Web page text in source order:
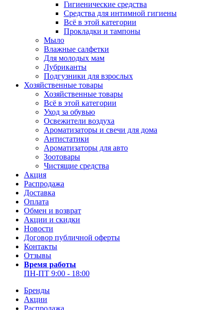
Гигиенические средства
Средства для интимной гигиены
Всё в этой категории
Прокладки и тампоны
Мыло
Влажные салфетки
Для молодых мам
Лубриканты
Подгузники для взрослых
Хозяйственные товары
Хозяйственные товары
Всё в этой категории
Уход за обувью
Освежители воздуха
Ароматизаторы и свечи для дома
Антистатики
Ароматизаторы для авто
Зоотовары
Чистящие средства
Акция
Распродажа
Доставка
Оплата
Обмен и возврат
Акции и скидки
Новости
Договор публичной оферты
Контакты
Отзывы
Время работы
ПН-ПТ 9:00 - 18:00
Бренды
Акции
Распродажа